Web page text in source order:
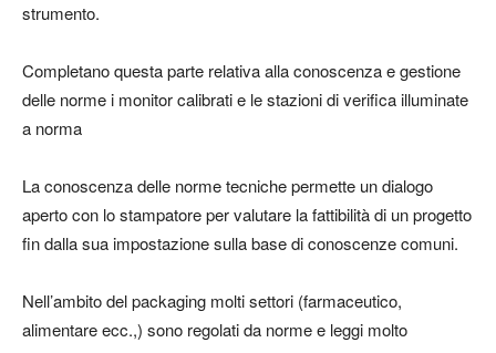
strumento.
Completano questa parte relativa alla conoscenza e gestione
delle norme i monitor calibrati e le stazioni di verifica illuminate
a norma
La conoscenza delle norme tecniche permette un dialogo
aperto con lo stampatore per valutare la fattibilità di un progetto
fin dalla sua impostazione sulla base di conoscenze comuni.
Nell’ambito del packaging molti settori (farmaceutico,
alimentare ecc.,) sono regolati da norme e leggi molto